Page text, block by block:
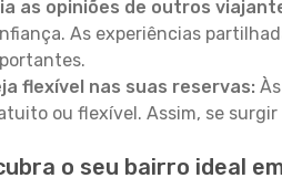
as opiniões de outros
As experiências
flexível nas suas reservas:
ou flexível. Assim, se
o seu bairro ideal